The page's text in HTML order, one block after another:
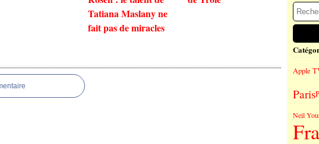
Tatiana Maslany ne
fait pas de miracles
Apple
Paris
Neil